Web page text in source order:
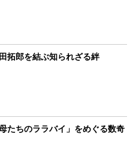
拓郎を結ぶ知られざる絆
たちのララバイ」をめぐる数奇